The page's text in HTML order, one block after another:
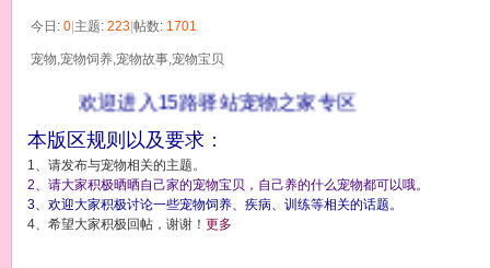
今日: 0|主题: 223|帖数: 1701
宠物,宠物饲养,宠物故事,宠物宝贝
欢迎进入15路驿站宠物之家专区
本版区规则以及要求 ：
1、请发布与宠物相关的主题。
2、请大家积极晒晒自己家的宠物宝贝，自己养的什么宠物都可以哦。
3、欢迎大家积极讨论一些宠物饲养、疾病、训练等相关的话题。
4、希望大家积极回帖，谢谢！ 更多